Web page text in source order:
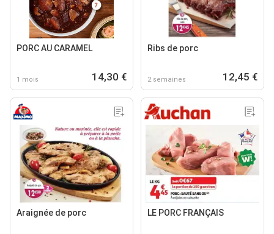
PORC AU CARAMEL
1 mois 14,30 €
Ribs de porc
2 semaines 12,45 €
Araignée de porc LE PORC FRANÇAIS